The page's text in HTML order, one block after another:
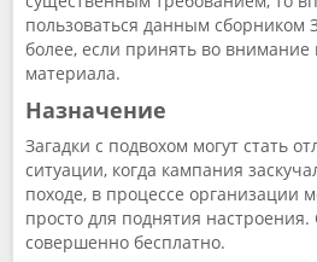
пользоваться данным сборником
более, если принять во внимание
материала.
Назначение
Загадки с подвохом могут стать
ситуации, когда кампания
походе, в процессе организации
просто для поднятия
совершенно бесплатно.